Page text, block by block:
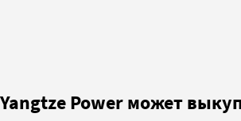
Yangtze Power может